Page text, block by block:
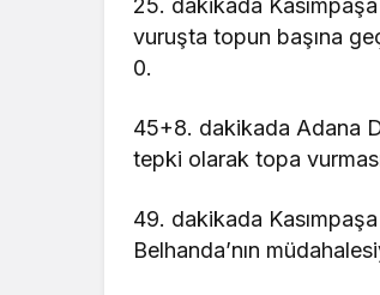
vuruşta topun başına
0.
45+8. dakikada Adana
tepki olarak topa
49. dakikada
Belhanda’nın